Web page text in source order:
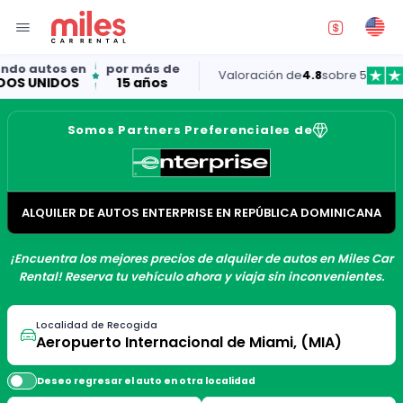
en por más de
15 años Valoración de4.8sobre 5
Somos Partners Preferenciales de
ALQUILER DE AUTOS ENTERPRISE EN REPÚBLICA DOMINICANA
¡Encuentra los mejores precios de alquiler de autos en Miles Car
Rental! Reserva tu vehículo ahora y viaja sin inconvenientes.
Localidad de Recogida
Deseo regresar el auto en otra localidad